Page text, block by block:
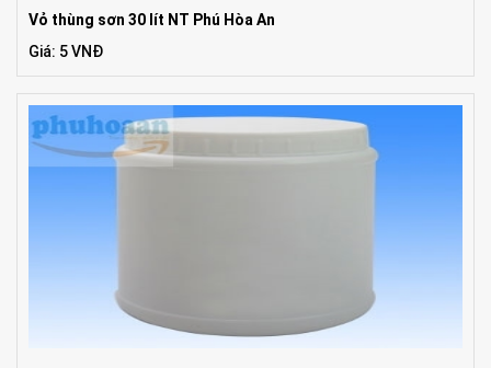
Vỏ thùng sơn 30 lít NT Phú Hòa An
Giá: 5 VNĐ